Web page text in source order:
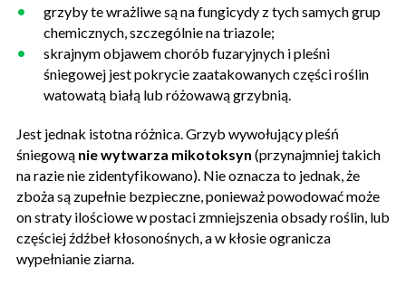
grzyby te wrażliwe są na fungicydy z tych samych grup
chemicznych, szczególnie na triazole;
skrajnym objawem chorób fuzaryjnych i pleśni
śniegowej jest pokrycie zaatakowanych części roślin
watowatą białą lub różowawą grzybnią.
Jest jednak istotna różnica. Grzyb wywołujący pleśń
śniegową nie wytwarza mikotoksyn (przynajmniej takich
na razie nie zidentyfikowano). Nie oznacza to jednak, że
zboża są zupełnie bezpieczne, ponieważ powodować może
on straty ilościowe w postaci zmniejszenia obsady roślin, lub
częściej źdźbeł kłosonośnych, a w kłosie ogranicza
wypełnianie ziarna.